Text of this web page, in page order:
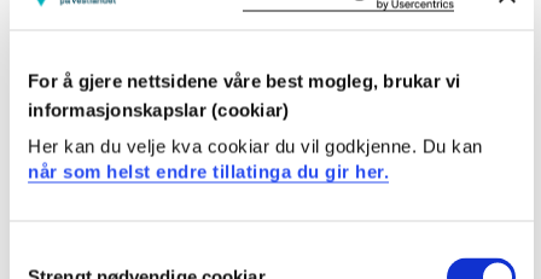
For å gjere nettsidene våre best mogleg, brukar vi
informasjonskapslar (cookiar)
Her kan du velje kva cookiar du vil godkjenne. Du kan
når som helst endre tillatinga du gir her.
har kunnskap om korleis materielle uttrykksformer
kan knyttast til verdisyn og etikk i eit
kjenner til gjeldande reglar om opphavsrett,
personvern og kjeldekritikk